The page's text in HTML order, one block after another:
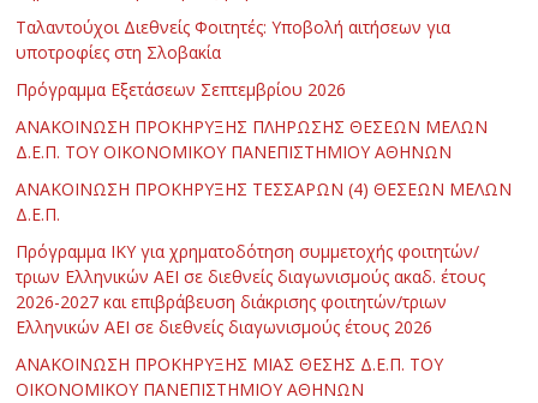
Ταλαντούχοι Διεθνείς Φοιτητές: Υποβολή αιτήσεων για
υποτροφίες στη Σλοβακία
Πρόγραμμα Εξετάσεων Σεπτεμβρίου 2026
ΑΝΑΚΟΙΝΩΣΗ ΠΡΟΚΗΡΥΞΗΣ ΠΛΗΡΩΣΗΣ ΘΕΣΕΩΝ ΜΕΛΩΝ
Δ.Ε.Π. ΤΟΥ ΟΙΚΟΝΟΜΙΚΟΥ ΠΑΝΕΠΙΣΤΗΜΙΟΥ ΑΘΗΝΩΝ
ΑΝΑΚΟΙΝΩΣΗ ΠΡΟΚΗΡΥΞΗΣ ΤΕΣΣΑΡΩΝ (4) ΘΕΣΕΩΝ ΜΕΛΩΝ
Δ.Ε.Π.
Πρόγραμμα ΙΚΥ για χρηματοδότηση συμμετοχής φοιτητών/
τριων Ελληνικών ΑΕΙ σε διεθνείς διαγωνισμούς ακαδ. έτους
2026-2027 και επιβράβευση διάκρισης φοιτητών/τριων
Ελληνικών ΑΕΙ σε διεθνείς διαγωνισμούς έτους 2026
ΑΝΑΚΟΙΝΩΣΗ ΠΡΟΚΗΡΥΞΗΣ ΜΙΑΣ ΘΕΣΗΣ Δ.Ε.Π. ΤΟΥ
ΟΙΚΟΝΟΜΙΚΟΥ ΠΑΝΕΠΙΣΤΗΜΙΟΥ ΑΘΗΝΩΝ